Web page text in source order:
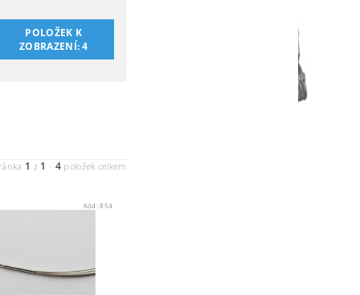
POLOŽEK K
ZOBRAZENÍ:4
1 z 1 - 4položek celkem
Kód:854